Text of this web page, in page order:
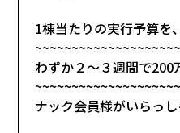
1棟当たりの実行予算を、
わずか２～３週間で200
ナック会員様がいらっし